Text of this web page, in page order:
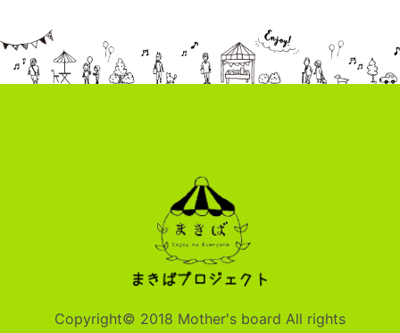
Copyright© 2018 Mother's board All rights